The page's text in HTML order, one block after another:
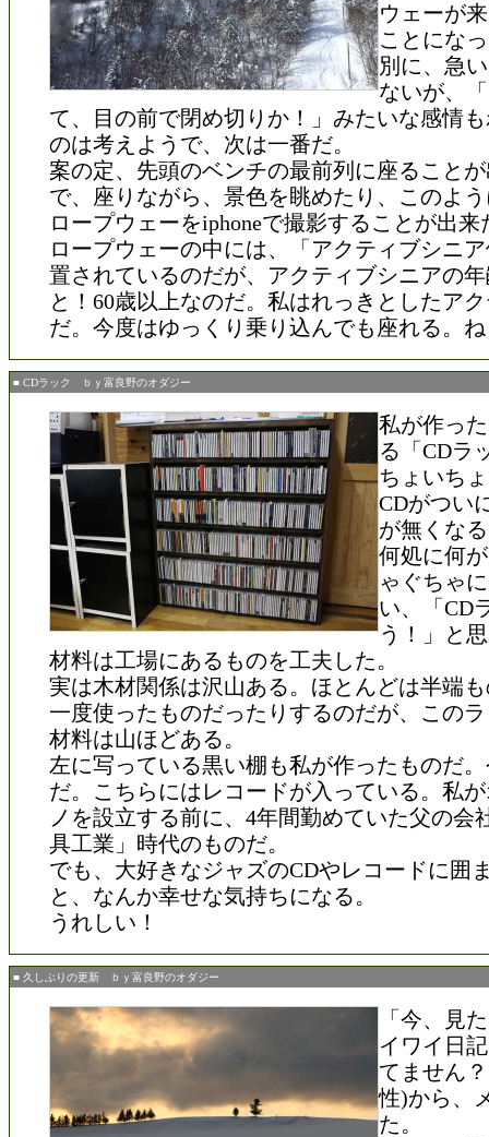
ウェーが
ことにな
別に、急
ないが、
て、目の前で閉め切りか！」みたいな感情
のは考えようで、次は一番だ。
案の定、先頭のベンチの最前列に座ること
で、座りながら、景色を眺めたり、このよ
ロープウェーをiphoneで撮影することが出来
ロープウェーの中には、「アクティブシニ
置されているのだが、アクティブシニアの
と！60歳以上なのだ。私はれっきとしたア
だ。今度はゆっくり乗り込んでも座れる。
■ CDラック ｂｙ富良野のオダジー
私が作っ
る「CDラ
ちょいち
CDがつい
が無くな
何処に何
ゃぐちゃ
い、「CD
う！」と
材料は工場にあるものを工夫した。
実は木材関係は沢山ある。ほとんどは半端
一度使ったものだったりするのだが、この
材料は山ほどある。
左に写っている黒い棚も私が作ったものだ
だ。こちらにはレコードが入っている。私
ノを設立する前に、4年間勤めていた父の会
具工業」時代のものだ。
でも、大好きなジャズのCDやレコードに囲
と、なんか幸せな気持ちになる。
うれしい！
■ 久しぶりの更新 ｂｙ富良野のオダジー
「今、見
イワイ日
てません
性)から、
た。